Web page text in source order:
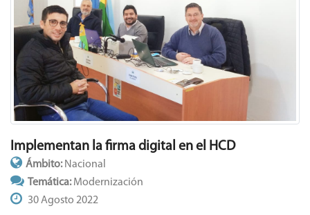
Implementan la firma digital en el HCD
Ámbito:Nacional
Temática:Modernización
30 Agosto 2022